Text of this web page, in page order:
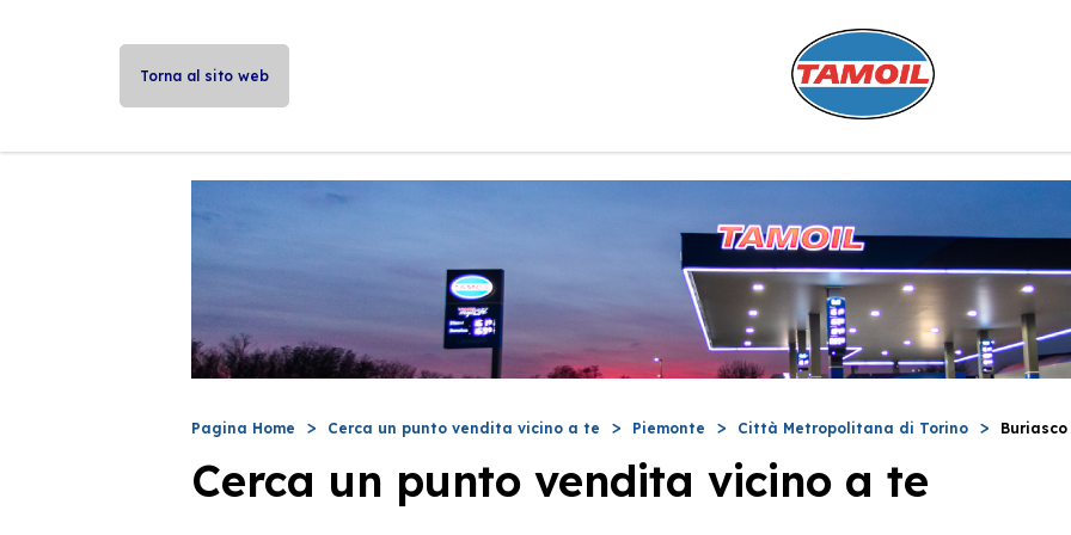
Torna al sito web
Pagina Home Cerca un punto vendita vicino a te Piemonte Città Metropolitana di Torino Buriasco
Cerca un punto vendita vicino a te